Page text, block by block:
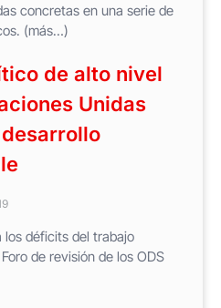
concretas en una serie de
(más…)
de alto nivel
Unidas
los déficits del trabajo
de revisión de los ODS